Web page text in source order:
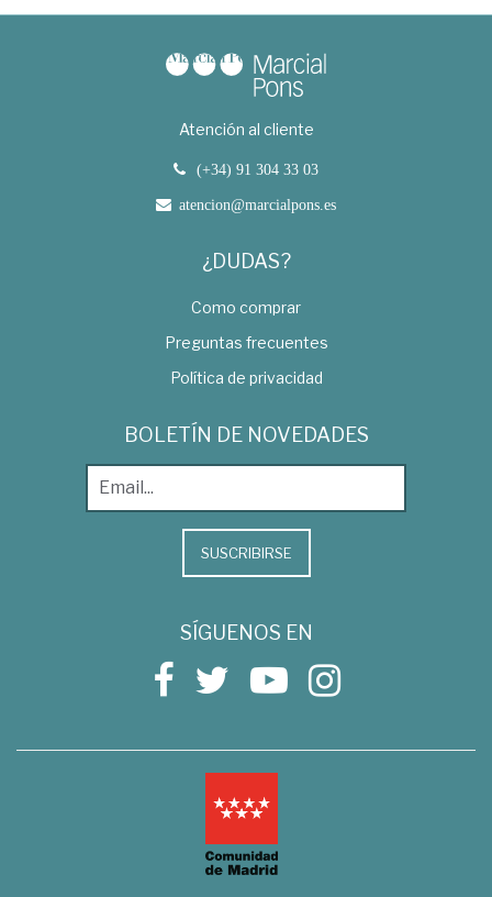
Atención al cliente
(+34) 91 304 33 03
atencion@marcialpons.es
¿DUDAS?
Como comprar
Preguntas frecuentes
Política de privacidad
BOLETÍN DE NOVEDADES
SUSCRIBIRSE
SÍGUENOS EN